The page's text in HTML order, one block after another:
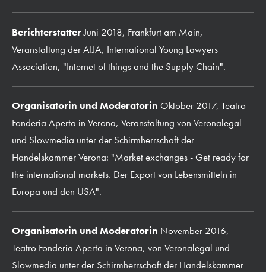
BerichterstatterJuni 2018, Frankfurt am Main,
Veranstaltung der AIJA, International Young Lawyers
Association, "Internet of things and the Supply Chain".
Organisatorin und Moderatorin Oktober 2017, Teatro
Fonderia Aperta in Verona, Veranstaltung von Veronalegal
und Slowmedia unter der Schirmherrschaft der
Handelskammer Verona: "Market exchanges - Get ready for
the international markets. Der Export von Lebensmitteln in
Europa und den USA".
Organisatorin und Moderatorin November 2016,
Teatro Fonderia Aperta in Verona, von Veronalegal und
Slowmedia unter der Schirmherrschaft der Handelskammer